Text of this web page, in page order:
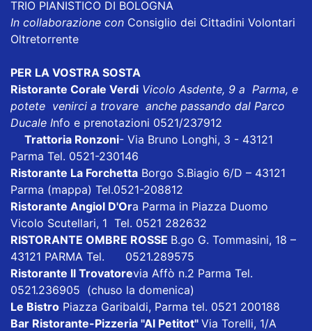
TRIO PIANISTICO DI BOLOGNA
In collaborazione con Consiglio dei Cittadini Volontari
Oltretorrente
PER LA VOSTRA SOSTA
Ristorante Corale Verdi Vicolo Asdente, 9 a Parma, e
potete venirci a trovare anche passando dal Parco
Ducale Info e prenotazioni 0521/237912
Trattoria Ronzoni- Via Bruno Longhi, 3 - 43121
Parma Tel. 0521-230146
Ristorante La Forchetta Borgo S.Biagio 6/D – 43121
Parma (mappa) Tel.0521-208812
Ristorante Angiol D'Ora Parma in Piazza Duomo
Vicolo Scutellari, 1 Tel. 0521 282632
RISTORANTE OMBRE ROSSE B.go G. Tommasini, 18 –
43121 PARMA Tel. 0521.289575
Ristorante Il Trovatorevia Affò n.2 Parma Tel.
0521.236905 (chuso la domenica)
Le Bistro Piazza Garibaldi, Parma tel. 0521 200188
Bar Ristorante-Pizzeria "Al Petitot" Via Torelli, 1/A